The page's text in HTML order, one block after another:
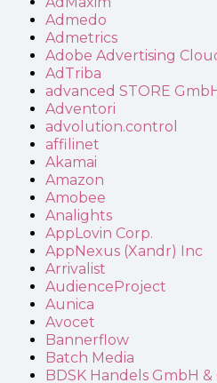
Admedo
Admetrics
Adobe Advertising
AdTriba
advanced STORE
Adventori
advolution.control
affilinet
Akamai
Amazon
Amobee
Analights
AppLovin Corp.
AppNexus (Xandr) Inc
Arrivalist
AudienceProject
Aunica
Avocet
Bannerflow
Batch Media
BDSK Handels GmbH &